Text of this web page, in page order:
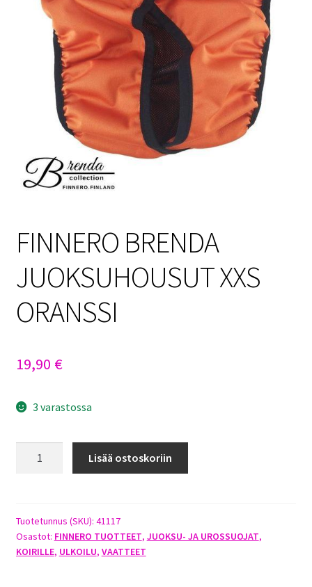
Tietosuojaseloste
Toimitusehdot
FINNERO BRENDA
JUOKSUHOUSUT XXS
ORANSSI
19,90 €
3 varastossa
ORANSSI
määrä
Lisää ostoskoriin
Tuotetunnus (SKU): 41117
Osastot: FINNERO TUOTTEET, JUOKSU- JA UROSSUOJAT,
KOIRILLE, ULKOILU, VAATTEET